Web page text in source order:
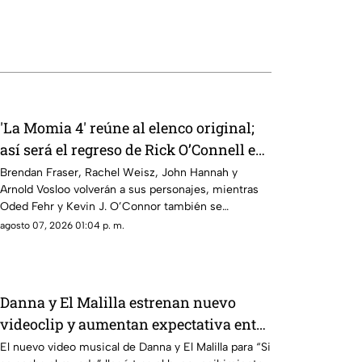
'La Momia 4' reúne al elenco original;
así será el regreso de Rick O’Connell e
Imhotep
Brendan Fraser, Rachel Weisz, John Hannah y
Arnold Vosloo volverán a sus personajes, mientras
Oded Fehr y Kevin J. O’Connor también se
incorporan nuevamente a la franquicia.
agosto 07, 2026 01:04 p. m.
Danna y El Malilla estrenan nuevo
videoclip y aumentan expectativa entre
sus fans
El nuevo video musical de Danna y El Malilla para “Si